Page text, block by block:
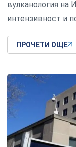
вулканология на
интензивност и
ПРОЧЕТИ ОЩЕ